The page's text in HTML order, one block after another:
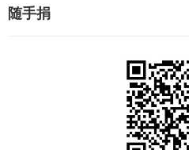
随手捐